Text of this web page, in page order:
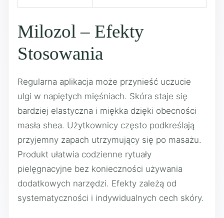
Milozol – Efekty
Stosowania
Regularna aplikacja może przynieść uczucie
ulgi w napiętych mięśniach. Skóra staje się
bardziej elastyczna i miękka dzięki obecności
masła shea. Użytkownicy często podkreślają
przyjemny zapach utrzymujący się po masażu.
Produkt ułatwia codzienne rytuały
pielęgnacyjne bez konieczności używania
dodatkowych narzędzi. Efekty zależą od
systematyczności i indywidualnych cech skóry.